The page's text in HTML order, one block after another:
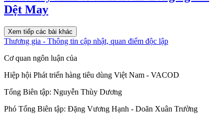
Dệt May
Xem tiếp các bài khác
Thương gia - Thông tin cập nhật, quan điểm độc lập
Cơ quan ngôn luận của
Hiệp hội Phát triển hàng tiêu dùng Việt Nam - VACOD
Tổng Biên tập: Nguyễn Thùy Dương
Phó Tổng Biên tập: Đặng Vương Hạnh - Doãn Xuân Trường